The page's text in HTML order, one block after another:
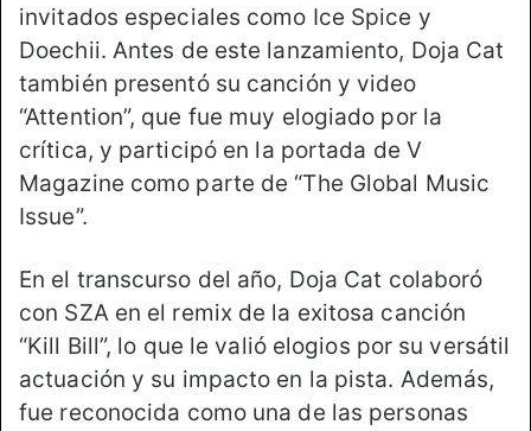
invitados especiales como Ice Spice y
Doechii. Antes de este lanzamiento, Doja Cat
también presentó su canción y video
“Attention”, que fue muy elogiado por la
crítica, y participó en la portada de V
Magazine como parte de “The Global Music
Issue”.
En el transcurso del año, Doja Cat colaboró
con SZA en el remix de la exitosa canción
“Kill Bill”, lo que le valió elogios por su versátil
actuación y su impacto en la pista. Además,
fue reconocida como una de las personas